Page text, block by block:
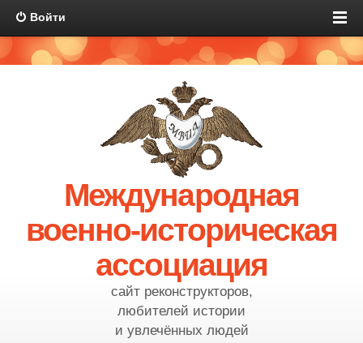
Войти
Международная
военно-историческая
ассоциация
сайт реконструкторов,
любителей истории
и увлечённых людей